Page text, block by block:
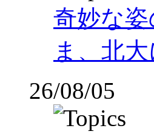
奇妙な
ま、北
26/08/05